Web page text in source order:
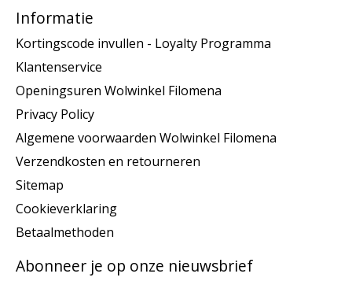
Informatie
Kortingscode invullen - Loyalty Programma
Klantenservice
Openingsuren Wolwinkel Filomena
Privacy Policy
Algemene voorwaarden Wolwinkel Filomena
Verzendkosten en retourneren
Sitemap
Cookieverklaring
Betaalmethoden
Abonneer je op onze nieuwsbrief